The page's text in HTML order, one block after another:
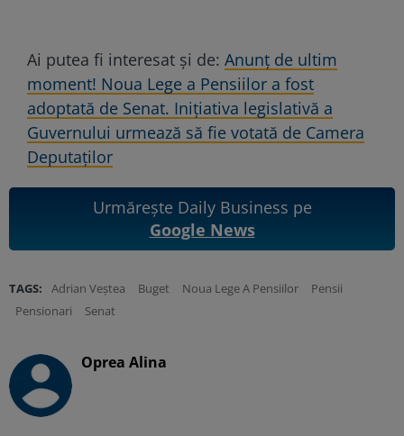
Ai putea fi interesat și de: Anunț de ultim
moment! Noua Lege a Pensiilor a fost
adoptată de Senat. Iniţiativa legislativă a
Guvernului urmează să fie votată de Camera
Deputaţilor
Urmărește Daily Business pe
Google News
TAGS: Adrian Veștea Buget Noua Lege A Pensiilor
Pensii
Pensionari
Senat
Oprea Alina